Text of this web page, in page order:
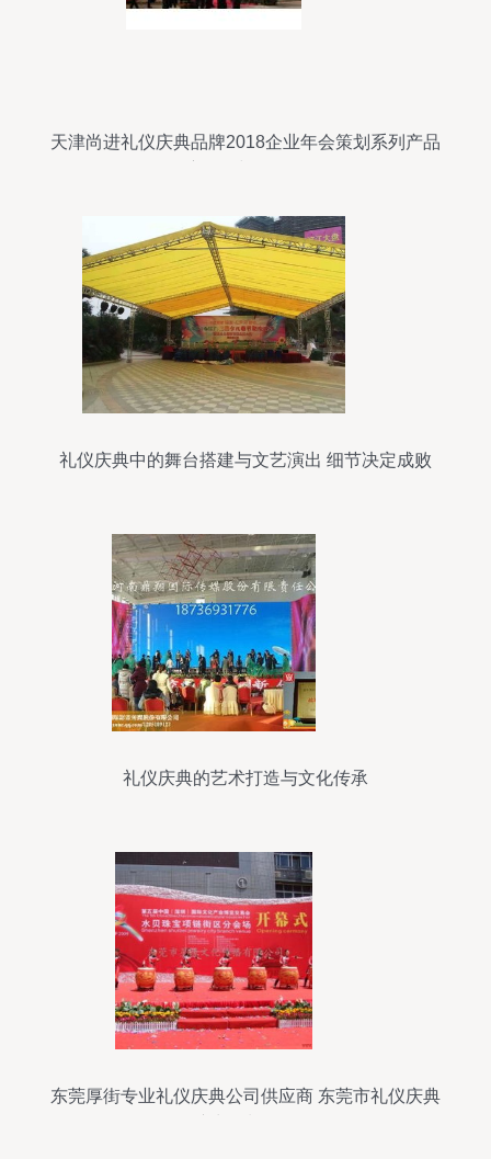
天津尚进礼仪庆典品牌2018企业年会策划系列产品
礼仪庆典中的舞台搭建与文艺演出 细节决定成败
礼仪庆典的艺术打造与文化传承
东莞厚街专业礼仪庆典公司供应商 东莞市礼仪庆典